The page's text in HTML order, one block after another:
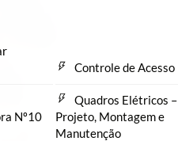
Controle de Acesso
Nº10
Quadros Elétricos –
Projeto, Montagem e
Manutenção